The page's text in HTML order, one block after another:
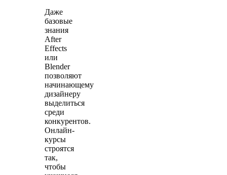
Даже
базовые
знания
After
Effects
или
Blender
позволяют
начинающему
дизайнеру
выделиться
среди
конкурентов.
Онлайн-
курсы
строятся
так,
чтобы